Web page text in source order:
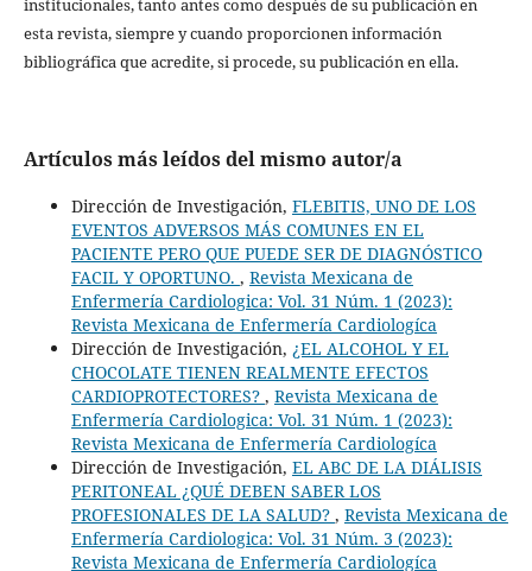
institucionales, tanto antes como después de su publicación en
esta revista, siempre y cuando proporcionen información
bibliográfica que acredite, si procede, su publicación en ella.
Artículos más leídos del mismo autor/a
Dirección de Investigación, FLEBITIS, UNO DE LOS
EVENTOS ADVERSOS MÁS COMUNES EN EL
PACIENTE PERO QUE PUEDE SER DE DIAGNÓSTICO
FACIL Y OPORTUNO. , Revista Mexicana de
Enfermería Cardiologica: Vol. 31 Núm. 1 (2023):
Revista Mexicana de Enfermería Cardiologíca
Dirección de Investigación, ¿EL ALCOHOL Y EL
CHOCOLATE TIENEN REALMENTE EFECTOS
CARDIOPROTECTORES? , Revista Mexicana de
Enfermería Cardiologica: Vol. 31 Núm. 1 (2023):
Revista Mexicana de Enfermería Cardiologíca
Dirección de Investigación, EL ABC DE LA DIÁLISIS
PERITONEAL ¿QUÉ DEBEN SABER LOS
PROFESIONALES DE LA SALUD? , Revista Mexicana de
Enfermería Cardiologica: Vol. 31 Núm. 3 (2023):
Revista Mexicana de Enfermería Cardiologíca